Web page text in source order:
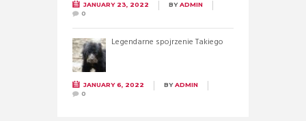
JANUARY 23, 2022 BYADMIN
0
Legendarne spojrzenie Takiego
JANUARY 6, 2022 BYADMIN
0